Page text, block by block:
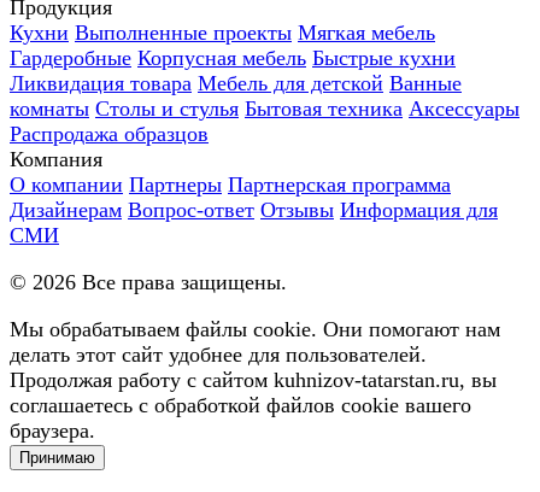
Продукция
Кухни Выполненные проекты Мягкая мебель
Гардеробные Корпусная мебель Быстрые кухни
Ликвидация товара Мебель для детской Ванные
комнаты Столы и стулья Бытовая техника Аксессуары
Распродажа образцов
Компания
О компании Партнеры Партнерская программа
Дизайнерам Вопрос-ответ Отзывы Информация для
СМИ
© 2026 Все права защищены.
Мы обрабатываем файлы cookie. Они помогают нам
делать этот сайт удобнее для пользователей.
Продолжая работу с сайтом kuhnizov-tatarstan.ru, вы
соглашаетесь с обработкой файлов cookie вашего
браузера.
Принимаю